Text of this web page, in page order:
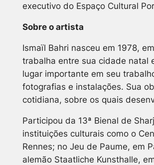
executivo do Espaço Cultural
Sobre o artista
Ismaïl Bahri nasceu em 1978,
trabalha entre sua cidade natal
lugar importante em seu
fotografias e instalações. Sua
cotidiana, sobre os quais
Participou da 13ª Bienal de
instituições culturais como o
Rennes; no Jeu de Paume, em
alemão Staatliche Kunsthalle,